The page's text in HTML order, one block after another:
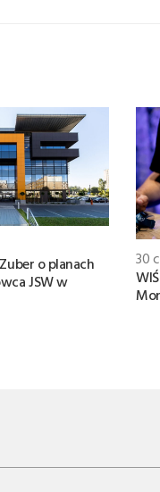
o planach
JSW w
30